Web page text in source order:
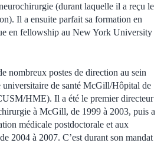
(durant laquelle il a reçu le
Il a ensuite parfait sa formation en
en fellowship au New York University
nombreux postes de direction au sein
universitaire de santé McGill/Hôpital de
HME). Il a été le premier directeur
à McGill, de 1999 à 2003, puis a
médicale postdoctorale et aux
2004 à 2007. C’est durant son mandat